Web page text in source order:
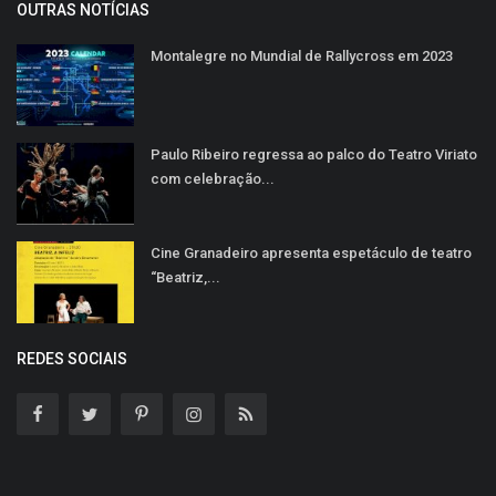
OUTRAS NOTÍCIAS
Montalegre no Mundial de Rallycross em 2023
Paulo Ribeiro regressa ao palco do Teatro Viriato
com celebração...
Cine Granadeiro apresenta espetáculo de teatro
“Beatriz,...
REDES SOCIAIS